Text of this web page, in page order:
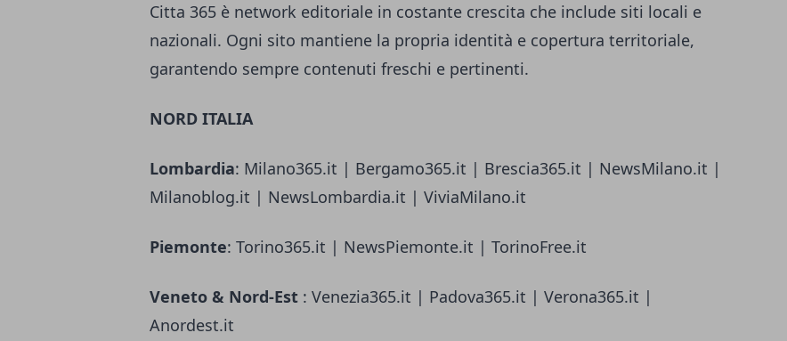
Citta 365 è network editoriale in costante crescita che include siti locali e
nazionali. Ogni sito mantiene la propria identità e copertura territoriale,
garantendo sempre contenuti freschi e pertinenti.
NORD ITALIA
Lombardia: Milano365.it | Bergamo365.it | Brescia365.it | NewsMilano.it |
Milanoblog.it | NewsLombardia.it | ViviaMilano.it
Piemonte: Torino365.it | NewsPiemonte.it | TorinoFree.it
Veneto & Nord-Est : Venezia365.it | Padova365.it | Verona365.it |
Anordest.it